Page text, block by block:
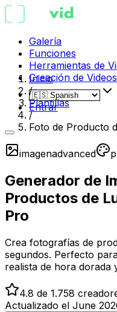
Galería
Funciones
Herramientas de
Creación de
Entrar
Inicio
/
Plantillas
/
Foto de Producto
imagenadvanced
Generador de
Productos de
Pro
Crea fotografías de
segundos. Perfecto
realista de hora dorada
4.8 de 1.758
Actualizado el June